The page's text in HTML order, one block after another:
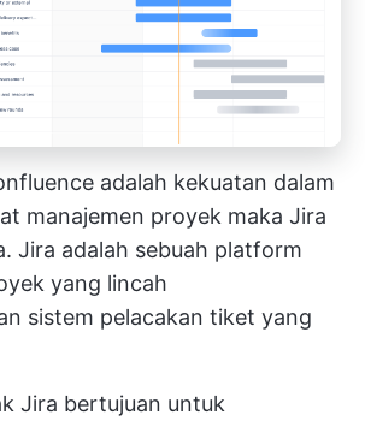
adalah kekuatan dalam
manajemen proyek maka Jira
Jira adalah sebuah platform
yang lincah
sistem pelacakan tiket yang
Jira bertujuan untuk